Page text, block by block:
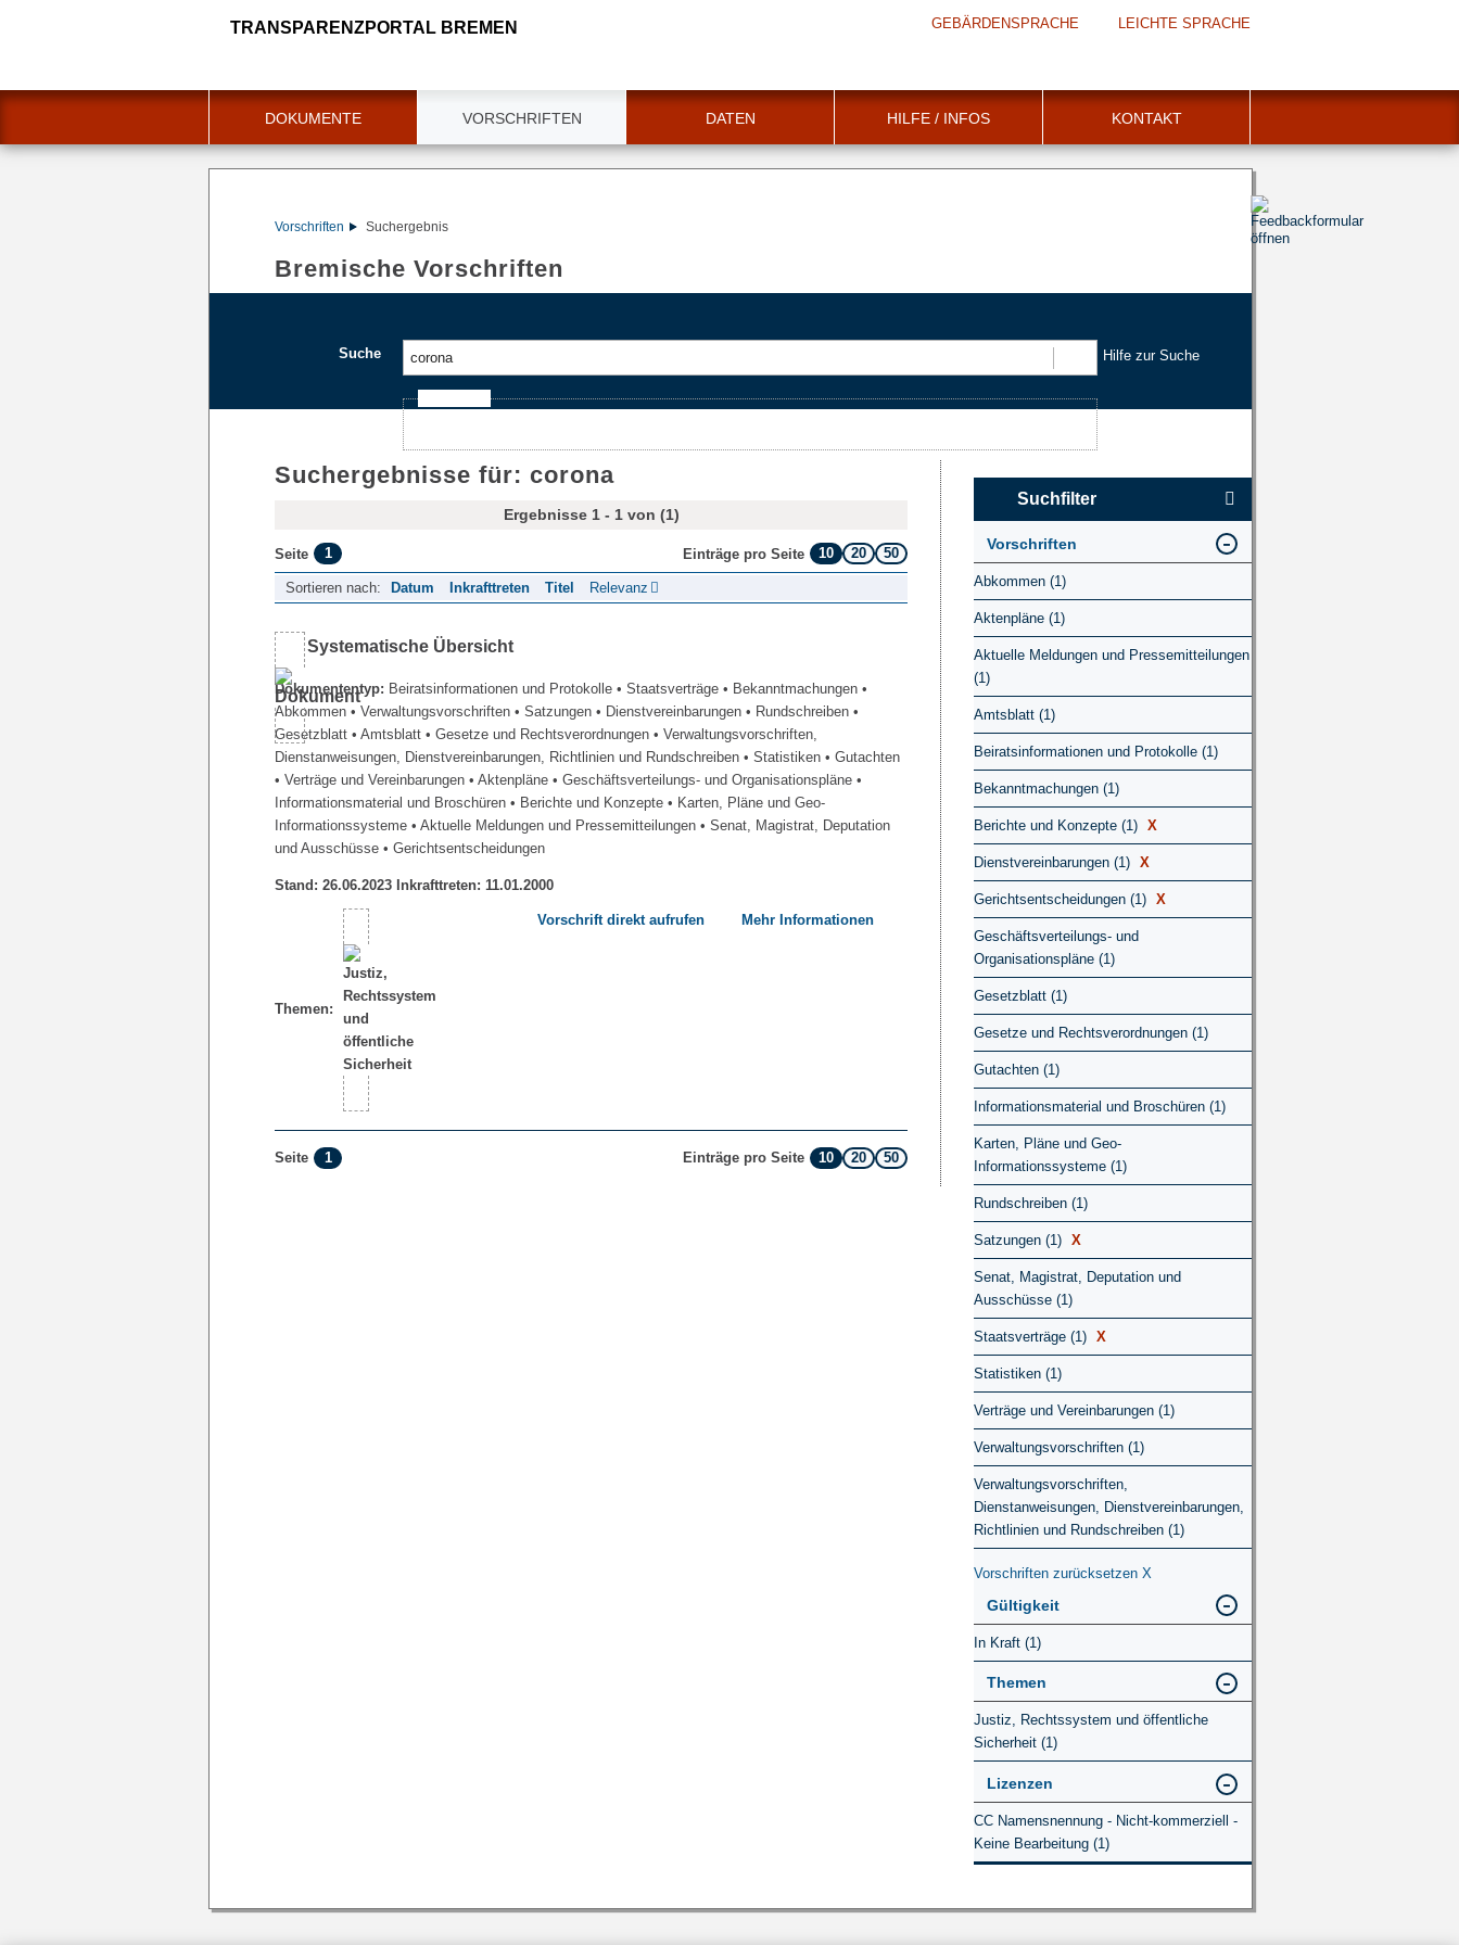
TRANSPARENZPORTAL BREMEN GEBÄRDENSPRACHE LEICHTE SPRACHE
DOKUMENTE VORSCHRIFTEN DATEN HILFE / INFOS KONTAKT
Vorschriften Suchergebnis
Bremische Vorschriften
Suche Hilfe zur Suche
Suchergebnisse für: corona
Ergebnisse 1 - 1 von (1)
Seite 1 Einträge pro Seite 10 20 50
Sortieren nach: Datum Inkrafttreten Titel Relevanz
Systematische Übersicht
Dokumententyp: Beiratsinformationen und Protokolle • Staatsverträge • Bekanntmachungen •
Abkommen • Verwaltungsvorschriften • Satzungen • Dienstvereinbarungen • Rundschreiben •
Gesetzblatt • Amtsblatt • Gesetze und Rechtsverordnungen • Verwaltungsvorschriften,
Dienstanweisungen, Dienstvereinbarungen, Richtlinien und Rundschreiben • Statistiken • Gutachten
• Verträge und Vereinbarungen • Aktenpläne • Geschäftsverteilungs- und Organisationspläne •
Informationsmaterial und Broschüren • Berichte und Konzepte • Karten, Pläne und Geo-
Informationssysteme • Aktuelle Meldungen und Pressemitteilungen • Senat, Magistrat, Deputation
und Ausschüsse • Gerichtsentscheidungen
Stand: 26.06.2023 Inkrafttreten: 11.01.2000
Themen:
Vorschrift direkt aufrufen Mehr Informationen
Seite 1 Einträge pro Seite 10 20 50
Suchfilter
Vorschriften
Abkommen (1)
Aktenpläne (1)
Aktuelle Meldungen und Pressemitteilungen
(1)
Amtsblatt (1)
Beiratsinformationen und Protokolle (1)
Bekanntmachungen (1)
Berichte und Konzepte (1) X
Dienstvereinbarungen (1) X
Gerichtsentscheidungen (1) X
Geschäftsverteilungs- und
Organisationspläne (1)
Gesetzblatt (1)
Gesetze und Rechtsverordnungen (1)
Gutachten (1)
Informationsmaterial und Broschüren (1)
Karten, Pläne und Geo-
Informationssysteme (1)
Rundschreiben (1)
Satzungen (1) X
Senat, Magistrat, Deputation und
Ausschüsse (1)
Staatsverträge (1) X
Statistiken (1)
Verträge und Vereinbarungen (1)
Verwaltungsvorschriften (1)
Verwaltungsvorschriften,
Dienstanweisungen, Dienstvereinbarungen,
Richtlinien und Rundschreiben (1)
Vorschriften zurücksetzen X
Gültigkeit
In Kraft (1)
Themen
Justiz, Rechtssystem und öffentliche
Sicherheit (1)
Lizenzen
CC Namensnennung - Nicht-kommerziell -
Keine Bearbeitung (1)